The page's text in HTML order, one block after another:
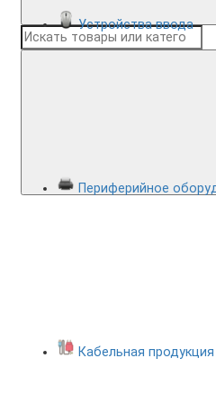
Устройства ввода
Периферийное
Кабельная